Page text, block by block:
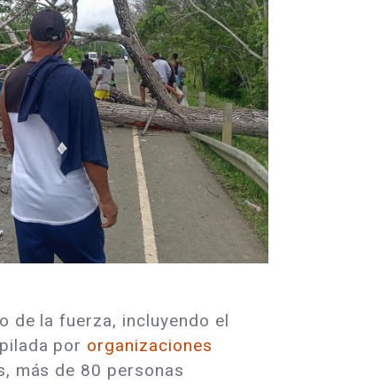
de la fuerza, incluyendo el
por organizaciones
más de 80 personas